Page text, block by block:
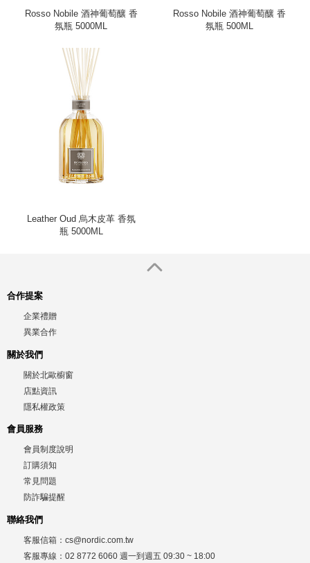
Rosso Nobile 酒神葡萄釀 香
氛瓶 5000ML
Rosso Nobile 酒神葡萄釀 香
氛瓶 500ML
Leather Oud 烏木皮革 香氛
瓶 5000ML
合作提案
企業禮贈
異業合作
關於我們
關於北歐櫥窗
店點資訊
隱私權政策
會員服務
會員制度說明
訂購須知
常見問題
防詐騙提醒
聯絡我們
客服信箱： cs@nordic.com.tw
客服專線： 02 8772 6060 週一到週五 09:30 ~ 18:00